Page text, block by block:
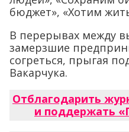
бюджет», «Хотим
В перерывах между
замерзшие
согреться, прыгая
Вакарчука.
Отблагодарить
и поддержать